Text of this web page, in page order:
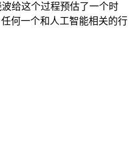
给这个过程预估了一个时
何一个和人工智能相关的行